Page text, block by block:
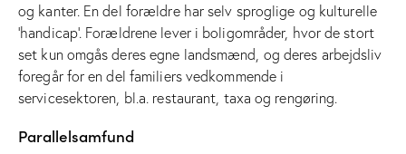
og kanter. En del forældre har selv sproglige og kulturelle
‘handicap’. Forældrene lever i boligområder, hvor de stort
set kun omgås deres egne landsmænd, og deres arbejdsliv
foregår for en del familiers vedkommende i
servicesektoren, bl.a. restaurant, taxa og rengøring.
Parallelsamfund